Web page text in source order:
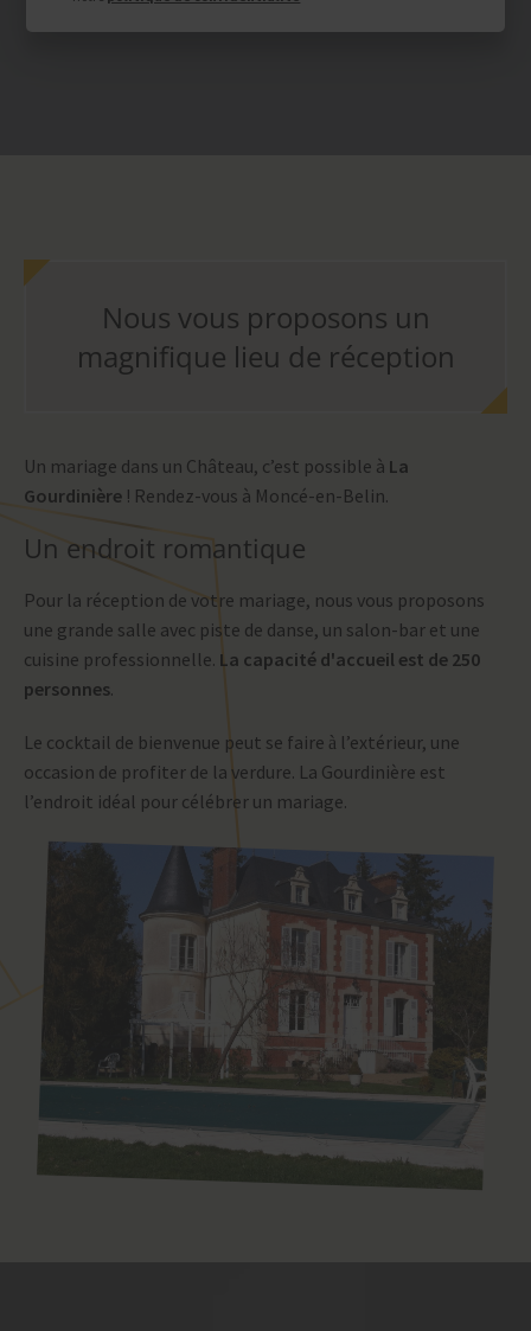
Nous vous proposons un
magnifique lieu de réception
Un mariage dans un Château, c’est possible à La
Gourdinière ! Rendez-vous à Moncé-en-Belin.
Un endroit romantique
Pour la réception de votre mariage, nous vous proposons
une grande salle avec piste de danse, un salon-bar et une
cuisine professionnelle. La capacité d'accueil est de 250
personnes.
Le cocktail de bienvenue peut se faire à l’extérieur, une
occasion de profiter de la verdure. La Gourdinière est
l’endroit idéal pour célébrer un mariage.